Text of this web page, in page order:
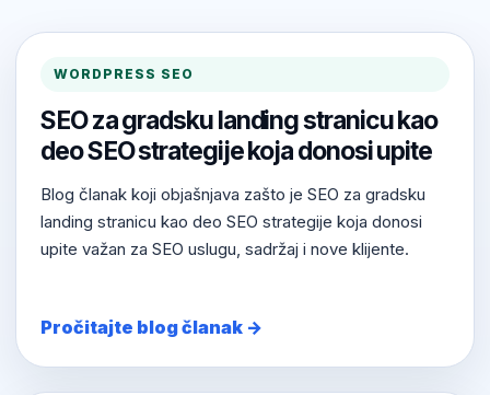
WORDPRESS SEO
SEO za gradsku landing stranicu kao
deo SEO strategije koja donosi upite
Blog članak koji objašnjava zašto je SEO za gradsku
landing stranicu kao deo SEO strategije koja donosi
upite važan za SEO uslugu, sadržaj i nove klijente.
Pročitajte blog članak →